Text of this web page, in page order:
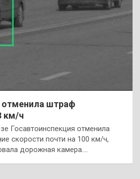
штраф
км/ч
Госавтоинспекция отменила
скорости почти на 100 км/ч,
дорожная камера.…